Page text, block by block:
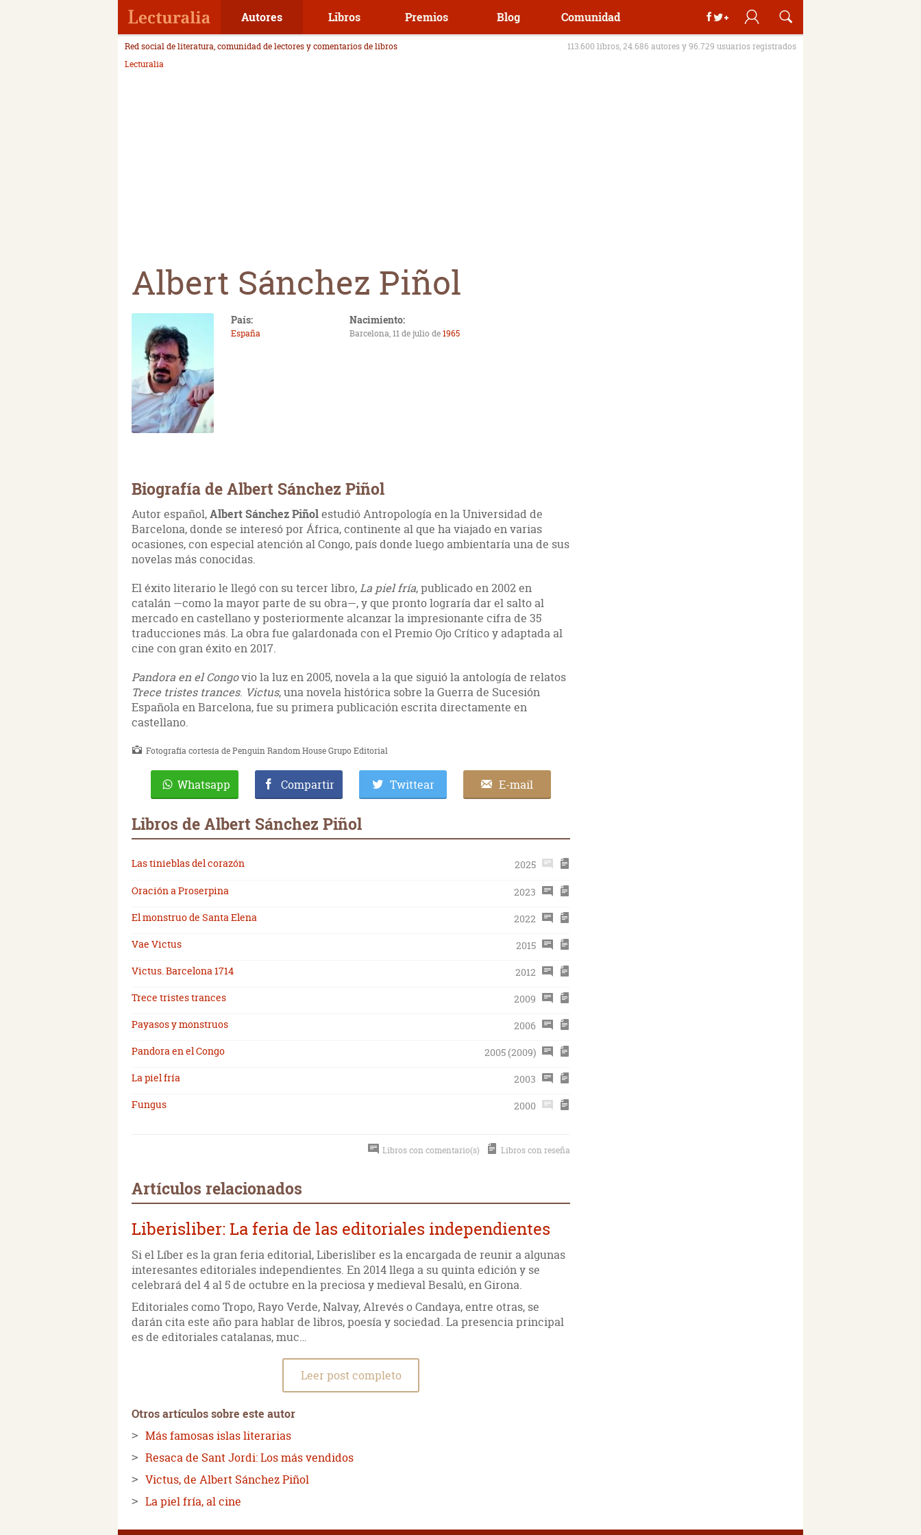
Autores Libros Premios Blog Comunidad
Red social de literatura, comunidad de lectores y comentarios de libros
113.600 libros, 24.686 autores y 96.729 usuarios registrados
Lecturalia
Albert Sánchez Piñol
País:
España
Nacimiento:
Barcelona, 11 de julio de1965
Biografía de Albert Sánchez Piñol
Autor español,Albert Sánchez Piñolestudió Antropología en la Universidad de
Barcelona, donde se interesó por África, continente al que ha viajado en varias
ocasiones, con especial atención al Congo, país donde luego ambientaría una de sus
novelas más conocidas.
El éxito literario le llegó con su tercer libro,La piel fría, publicado en 2002 en
catalán —como la mayor parte de su obra—, y que pronto lograría dar el salto al
mercado en castellano y posteriormente alcanzar la impresionante cifra de 35
traducciones más. La obra fue galardonada con el Premio Ojo Crítico y adaptada al
cine con gran éxito en 2017.
Pandora en el Congovio la luz en 2005, novela a la que siguió la antología de relatos
Trece tristes trances. Victus, una novela histórica sobre la Guerra de Sucesión
Española en Barcelona, fue su primera publicación escrita directamente en
castellano.
Fotografía cortesía de Penguin Random House Grupo Editorial
Whatsapp Compartir Twittear E-mail
Libros de Albert Sánchez Piñol
Las tinieblas del corazón
2025
Oración a Proserpina
2023
El monstruo de Santa Elena
2022
Vae Victus
2015
Victus. Barcelona 1714
2012
Trece tristes trances
2009
Payasos y monstruos
2006
Pandora en el Congo
2005 (2009)
La piel fría
2003
Fungus
2000
Libros con comentario(s) Libros con reseña
Artículos relacionados
Liberisliber: La feria de las editoriales independientes
Si el Líber es la gran feria editorial, Liberisliber es la encargada de reunir a algunas
interesantes editoriales independientes. En 2014 llega a su quinta edición y se
celebrará del 4 al 5 de octubre en la preciosa y medieval Besalú, en Girona.
Editoriales como Tropo, Rayo Verde, Nalvay, Alrevés o Candaya, entre otras, se
darán cita este año para hablar de libros, poesía y sociedad. La presencia principal
es de editoriales catalanas, muc…
Leer post completo
Otros artículos sobre este autor
Más famosas islas literarias
Resaca de Sant Jordi: Los más vendidos
Victus, de Albert Sánchez Piñol
La piel fría, al cine